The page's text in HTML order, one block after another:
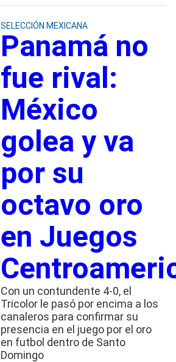
SELECCIÓN MEXICANA
Panamá no
fue rival:
México
golea y va
por su
octavo oro
en Juegos
Con un contundente 4-0, el
Tricolor le pasó por encima a los
canaleros para confirmar su
presencia en el juego por el oro
en futbol dentro de Santo
Domingo